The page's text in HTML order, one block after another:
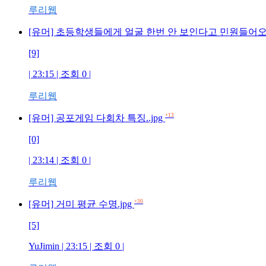
루리웹
[유머] 초등학생들에게 얼굴 한번 안 보인다고 민원들어
[9]
| 23:15 | 조회 0 |
루리웹
[유머] 공포게임 다회차 특징..jpg +13
[0]
| 23:14 | 조회 0 |
루리웹
[유머] 거미 평균 수명.jpg +30
[5]
YuJimin | 23:15 | 조회 0 |